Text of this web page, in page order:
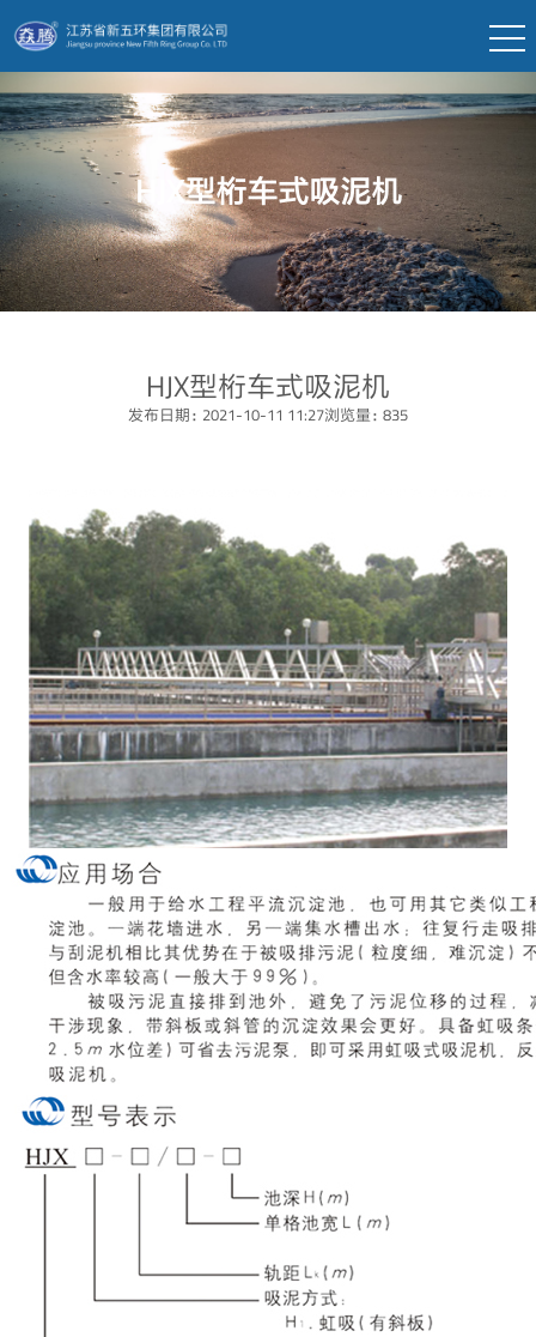
HJX型桁车式吸泥机
HJX型桁车式吸泥机
发布日期：2021-10-11 11:27浏览量：835